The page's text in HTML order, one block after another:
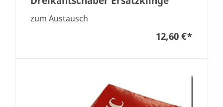
zum Austausch
12,60 €*